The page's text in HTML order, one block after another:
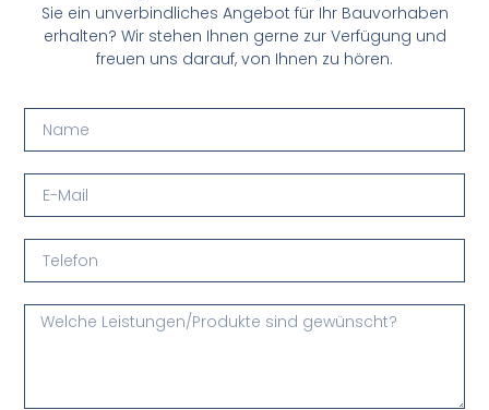
Sie ein unverbindliches Angebot für Ihr Bauvorhaben
erhalten? Wir stehen Ihnen gerne zur Verfügung und
freuen uns darauf, von Ihnen zu hören.